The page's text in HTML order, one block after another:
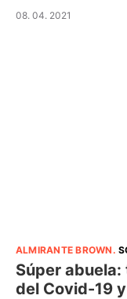
08. 04. 2021
ALMIRANTE BROWN .
Súper abuela:
del Covid-19